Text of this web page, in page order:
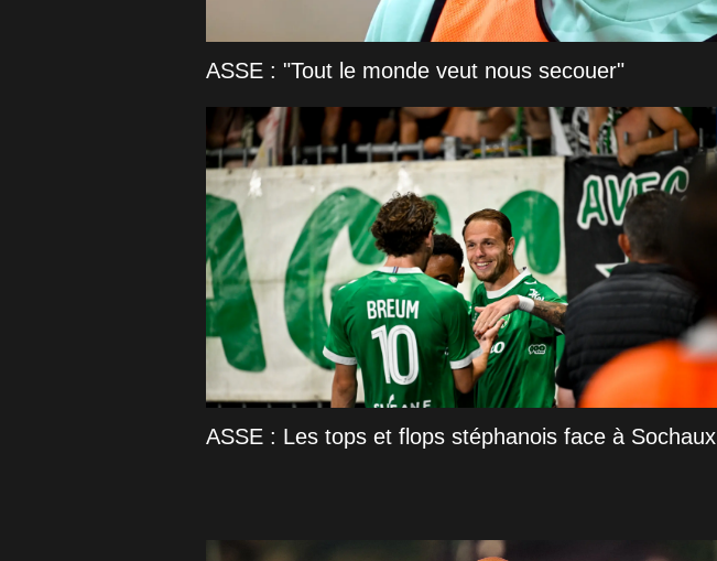
ASSE : "Tout le monde veut nous secouer"
ASSE : Les tops et flops stéphanois face à Sochaux